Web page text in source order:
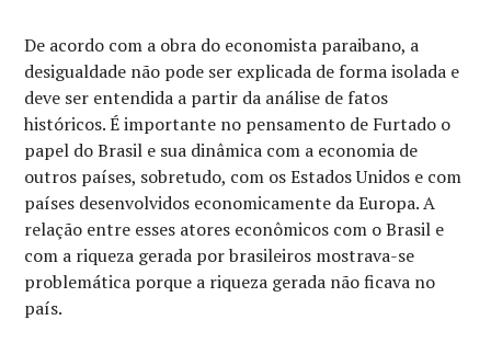
De acordo com a obra do economista paraibano, a
desigualdade não pode ser explicada de forma isolada e
deve ser entendida a partir da análise de fatos
históricos. É importante no pensamento de Furtado o
papel do Brasil e sua dinâmica com a economia de
outros países, sobretudo, com os Estados Unidos e com
países desenvolvidos economicamente da Europa. A
relação entre esses atores econômicos com o Brasil e
com a riqueza gerada por brasileiros mostrava-se
problemática porque a riqueza gerada não ficava no
país.